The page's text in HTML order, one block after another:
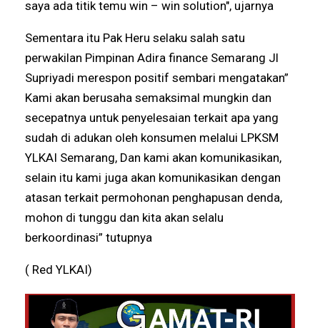
saya ada titik temu win – win solution", ujarnya
Sementara itu Pak Heru selaku salah satu
perwakilan Pimpinan Adira finance Semarang Jl
Supriyadi merespon positif sembari mengatakan”
Kami akan berusaha semaksimal mungkin dan
secepatnya untuk penyelesaian terkait apa yang
sudah di adukan oleh konsumen melalui LPKSM
YLKAI Semarang, Dan kami akan komunikasikan,
selain itu kami juga akan komunikasikan dengan
atasan terkait permohonan penghapusan denda,
mohon di tunggu dan kita akan selalu
berkoordinasi” tutupnya
( Red YLKAI)